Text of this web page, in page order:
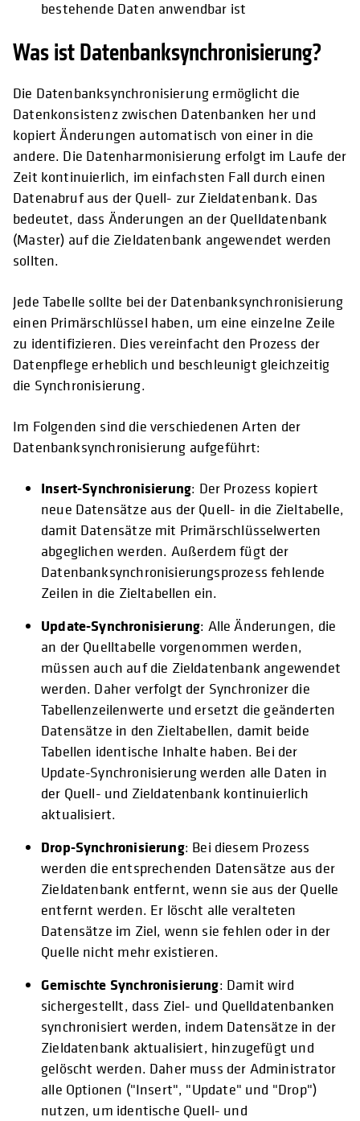
bestehende Daten anwendbar ist
Was ist Datenbanksynchronisierung?
Die Datenbanksynchronisierung ermöglicht die
Datenkonsistenz zwischen Datenbanken her und
kopiert Änderungen automatisch von einer in die
andere. Die Datenharmonisierung erfolgt im Laufe der
Zeit kontinuierlich, im einfachsten Fall durch einen
Datenabruf aus der Quell- zur Zieldatenbank. Das
bedeutet, dass Änderungen an der Quelldatenbank
(Master) auf die Zieldatenbank angewendet werden
sollten.
Jede Tabelle sollte bei der Datenbanksynchronisierung
einen Primärschlüssel haben, um eine einzelne Zeile
zu identifizieren. Dies vereinfacht den Prozess der
Datenpflege erheblich und beschleunigt gleichzeitig
die Synchronisierung.
Im Folgenden sind die verschiedenen Arten der
Datenbanksynchronisierung aufgeführt:
Insert-Synchronisierung: Der Prozess kopiert
neue Datensätze aus der Quell- in die Zieltabelle,
damit Datensätze mit Primärschlüsselwerten
abgeglichen werden. Außerdem fügt der
Datenbanksynchronisierungsprozess fehlende
Zeilen in die Zieltabellen ein.
Update-Synchronisierung: Alle Änderungen, die
an der Quelltabelle vorgenommen werden,
müssen auch auf die Zieldatenbank angewendet
werden. Daher verfolgt der Synchronizer die
Tabellenzeilenwerte und ersetzt die geänderten
Datensätze in den Zieltabellen, damit beide
Tabellen identische Inhalte haben. Bei der
Update-Synchronisierung werden alle Daten in
der Quell- und Zieldatenbank kontinuierlich
aktualisiert.
Drop-Synchronisierung: Bei diesem Prozess
werden die entsprechenden Datensätze aus der
Zieldatenbank entfernt, wenn sie aus der Quelle
entfernt werden. Er löscht alle veralteten
Datensätze im Ziel, wenn sie fehlen oder in der
Quelle nicht mehr existieren.
Gemischte Synchronisierung: Damit wird
sichergestellt, dass Ziel- und Quelldatenbanken
synchronisiert werden, indem Datensätze in der
Zieldatenbank aktualisiert, hinzugefügt und
gelöscht werden. Daher muss der Administrator
alle Optionen ("Insert", "Update" und "Drop")
nutzen, um identische Quell- und